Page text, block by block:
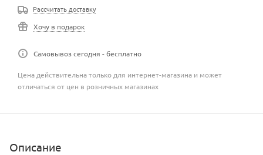
Рассчитать доставку
Хочу в подарок
Самовывоз сегодня - бесплатно
Цена действительна только для интернет-магазина и может
отличаться от цен в розничных магазинах
Описание